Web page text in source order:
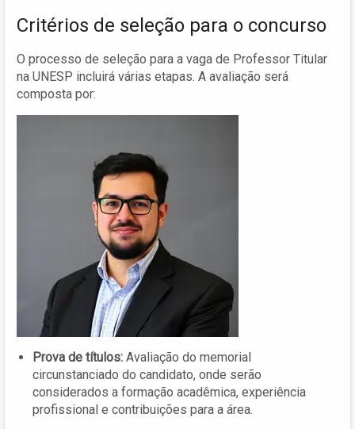
Critérios de seleção para o concurso
O processo de seleção para a vaga de Professor Titular
na UNESP incluirá várias etapas. A avaliação será
composta por:
Prova de títulos: Avaliação do memorial
circunstanciado do candidato, onde serão
considerados a formação acadêmica, experiência
profissional e contribuições para a área.